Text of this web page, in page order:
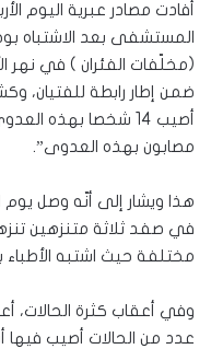
المستشفى بعد الاشتباه
(مخلّفات الفئران ) في نهر
ضمن إطار رابطة للفتيان،
مصابون بهذه العدوى”.
هذا ويشار إلى أنّه وصل
في صفد ثلاثة متنزهين
مختلفة حيث اشتبه
وفي أعقاب كثرة الحالات،
عدد من الحالات أصيب